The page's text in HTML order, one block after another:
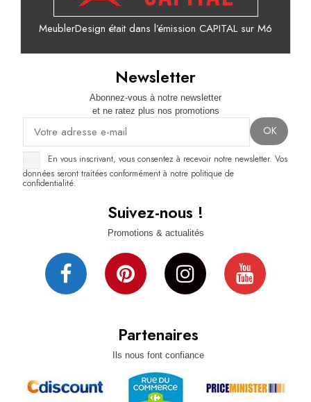
MeublerDesign était dans l’émission CAPITAL sur M6
Partenaires
Ils nous font confiance
Suivez-nous !
Promotions & actualités
Newsletter
Abonnez-vous à notre newsletter
et ne ratez plus nos promotions
En vous inscrivant, vous consentez à recevoir notre newsletter. Vos
données seront traitées conformément à notre politique de
confidentialité.